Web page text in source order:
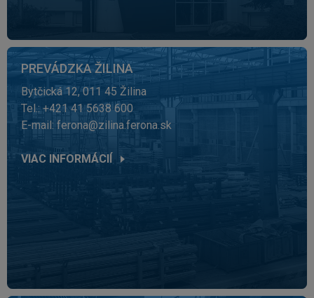
PREVÁDZKA ŽILINA
Bytčická 12, 011 45 Žilina
Tel.: +421 41 5638 600
E-mail: ferona@zilina.ferona.sk
VIAC INFORMÁCIÍ